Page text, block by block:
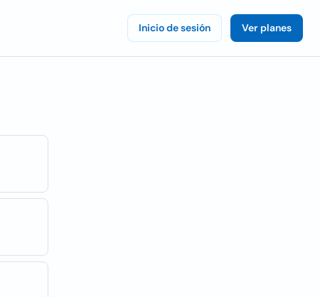
Inicio de sesión Ver planes